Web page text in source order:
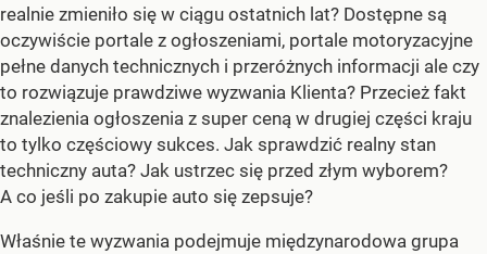
realnie zmieniło się w ciągu ostatnich lat? Dostępne są
oczywiście portale z ogłoszeniami, portale motoryzacyjne
pełne danych technicznych i przeróżnych informacji ale czy
to rozwiązuje prawdziwe wyzwania Klienta? Przecież fakt
znalezienia ogłoszenia z super ceną w drugiej części kraju
to tylko częściowy sukces. Jak sprawdzić realny stan
techniczny auta? Jak ustrzec się przed złym wyborem?
A co jeśli po zakupie auto się zepsuje?
Właśnie te wyzwania podejmuje międzynarodowa grupa